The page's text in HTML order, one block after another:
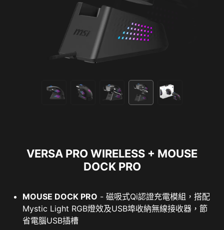
VERSA PRO WIRELESS + MOUSE
DOCK PRO
MOUSE DOCK PRO - 磁吸式Qi認證充電模組，搭配
Mystic Light RGB燈效及USB埠收納無線接收器，節
省電腦USB插槽